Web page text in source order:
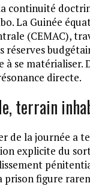
continuité
La Guinée
(CEMAC),
à se
directe.
terrain
de la journée a
explicite du
figure